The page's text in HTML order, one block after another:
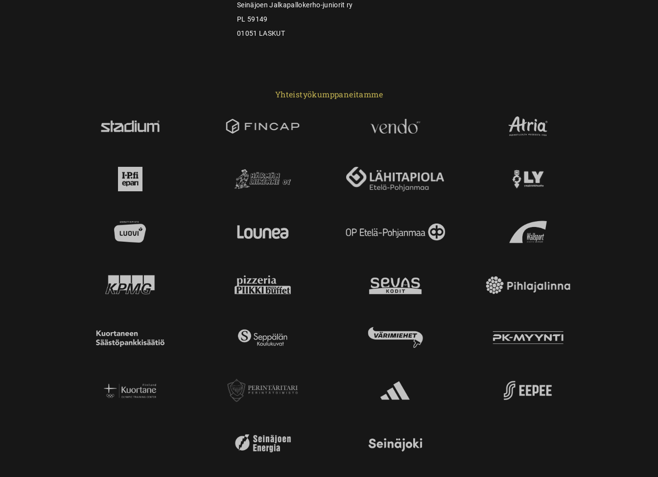
Seinäjoen Jalkapallokerho-juniorit ry
PL 59149
01051 LASKUT
Yhteistyökumppaneitamme